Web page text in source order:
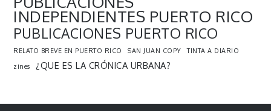
INDEPENDIENTES PUERTO RICO
PUBLICACIONES PUERTO RICO
RELATO BREVE EN PUERTO RICO SAN JUAN COPY
TINTA A DIARIO
zines
¿QUE ES LA CRÓNICA URBANA?